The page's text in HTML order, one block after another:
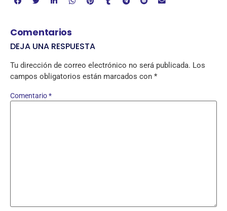
Comentarios
DEJA UNA RESPUESTA
Tu dirección de correo electrónico no será publicada. Los
campos obligatorios están marcados con *
Comentario*